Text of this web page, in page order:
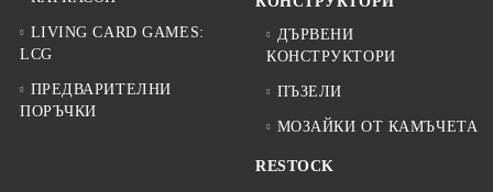
LIVING CARD GAMES:
LCG
ПРЕДВАРИТЕЛНИ
ПОРЪЧКИ
ДЪРВЕНИ
КОНСТРУКТОРИ
ПЪЗЕЛИ
МОЗАЙКИ ОТ КАМЪЧЕТА
RESTOCK